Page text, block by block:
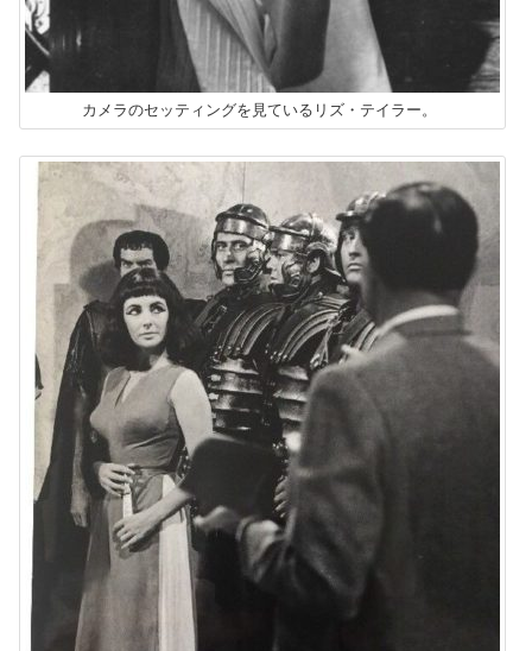
カメラのセッティングを見ているリズ・テイラー。